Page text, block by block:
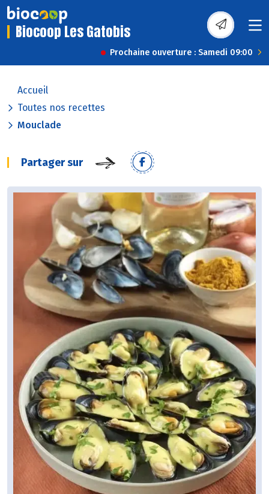
Biocoop Les Gatobis
Prochaine ouverture : Samedi 09:00
Accueil
Toutes nos recettes
Mouclade
Partager sur